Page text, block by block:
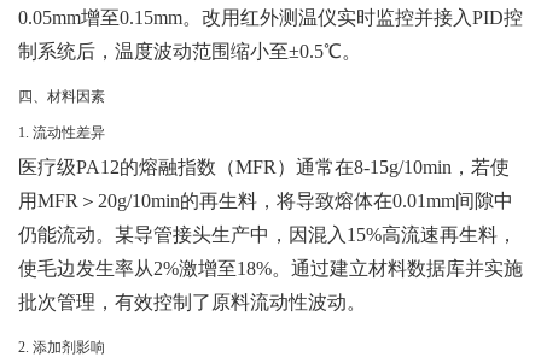
0.05mm增至0.15mm。改用红外测温仪实时监控并接入PID控
制系统后，温度波动范围缩小至±0.5℃。
四、材料因素
1. 流动性差异
医疗级PA12的熔融指数（MFR）通常在8-15g/10min，若使
用MFR＞20g/10min的再生料，将导致熔体在0.01mm间隙中
仍能流动。某导管接头生产中，因混入15%高流速再生料，
使毛边发生率从2%激增至18%。通过建立材料数据库并实施
批次管理，有效控制了原料流动性波动。
2. 添加剂影响